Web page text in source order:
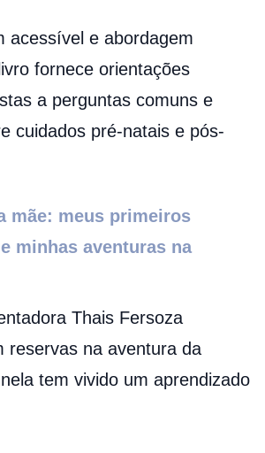
acessível e abordagem
fornece orientações
a perguntas comuns e
cuidados pré-natais e pós-
mãe: meus primeiros
minhas aventuras na
Thais Fersoza
reservas na aventura da
tem vivido um aprendizado